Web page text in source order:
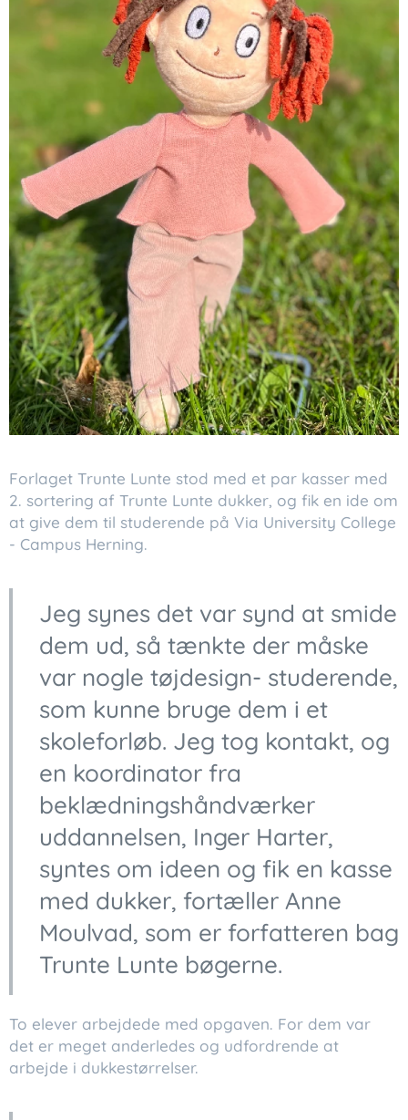
Forlaget Trunte Lunte stod med et par kasser med
2. sortering af Trunte Lunte dukker, og fik en ide om
at give dem til studerende på Via University College
- Campus Herning.
Jeg synes det var synd at smide
dem ud, så tænkte der måske
var nogle tøjdesign- studerende,
som kunne bruge dem i et
skoleforløb. Jeg tog kontakt, og
en koordinator fra
beklædningshåndværker
uddannelsen, Inger Harter,
syntes om ideen og fik en kasse
med dukker, fortæller Anne
Moulvad, som er forfatteren bag
Trunte Lunte bøgerne.
To elever arbejdede med opgaven. For dem var
det er meget anderledes og udfordrende at
arbejde i dukkestørrelser.